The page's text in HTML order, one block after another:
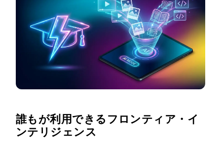
誰もが利用できるフロンティア・イ
ンテリジェンス